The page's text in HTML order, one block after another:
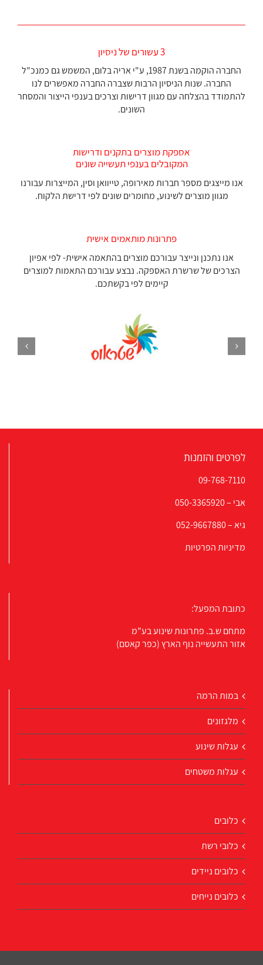
3 עשורים של ניסיון
החברה הוקמה בשנת 1987, ע"י אריה בלום, המשמש גם כמנכ"ל
החברה. שנות הניסיון הרבות שצברה החברה מאפשרים לנו
להתמודד בהצלחה עם מגוון דרישות וצרכים בענפי הייצור והמסחר
השונים.
אספקת מוצרים בתקנים ודרישות
המקובלים בענפי תעשייה שונים
אנו מייצגים מספר חברות מאירופה, טייוואן וסין, המייצרות עבורנו
מגוון מוצרים לשינוע, מחומרים שונים לפי דרישת הלקוח.
פתרונות מותאמים אישית
אנו נתכנן ונייצר עבורכם מוצרים בהתאמה אישית- לפי אפיון
הצרכים של שרשרת האספקה. נבצע עבורכם התאמות למוצרים
קיימים לפי בקשתכם.
לפרטים והזמנות
09-768-7110
אבי –050-3365920
גיא –052-9667880
מדיניות הפרטיות
כתובת המפעל:
מתחם ש.ב. פתרונות שינוע בע”מ
אזור התעשייה נוף הארץ (כפר קאסם)
במות הרמה
מלגזונים
עגלות שינוע
עגלות משטחים
כלובים
כלובי רשת
כלובים ניידים
כלובים נייחים